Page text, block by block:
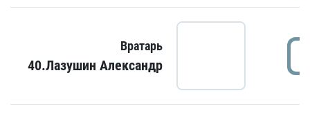
Вратарь
40.Лазушин Александр